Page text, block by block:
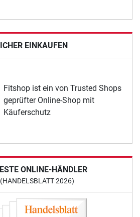
EINKAUFEN
Fitshop ist ein von Trusted Shops
geprüfter Online-Shop mit
Käuferschutz
ONLINE-HÄNDLER
2026)